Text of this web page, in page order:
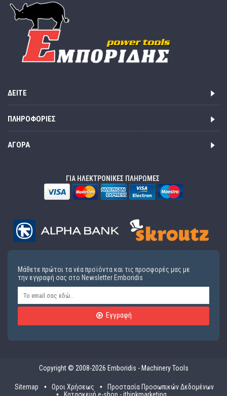
ΔΕΊΤΕ
ΠΛΗΡΟΦΟΡΊΕΣ
ΑΓΟΡΆ
ΓΙΑ ΗΛΕΚΤΡΟΝΙΚΕΣ ΠΛΗΡΩΜΕΣ
Μάθετε πρώτοι τα νέα προϊόντα και τις προσφορές μας με
την εγγραφή σας στο Newsletter Emboridis
Εγγραφή
Copyright © 2008-2026 Emboridis - Machinery Tools
Sitemap Οροι Χρήσεως
Προστασία Προσωπικών Δεδομένων